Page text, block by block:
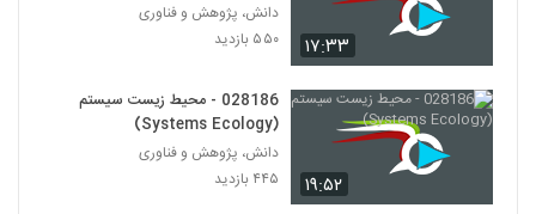
028201 - اقتصاد پیچیده (Complexity
Economics)
۴۸۵ بازدید
028202 - اقتصاد پیچیده (Complexity
Economics)
۱۷:۳۳
دانش، پژوهش و فناوری
۵۵۰ بازدید
۱۹:۵۲
028186 - محیط زیست سیستم
(Systems Ecology)
دانش، پژوهش و فناوری
۴۴۵ بازدید